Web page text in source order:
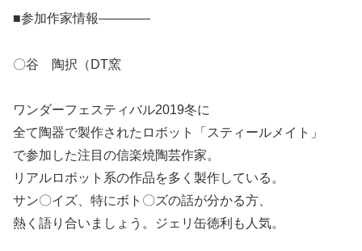
■参加作家情報————
〇谷 陶択（DT窯
ワンダーフェスティバル2019冬に
全て陶器で製作されたロボット「スティールメイト」
で参加した注目の信楽焼陶芸作家。
リアルロボット系の作品を多く製作している。
サン〇イズ、特にボト〇ズの話が分かる方、
熱く語り合いましょう。ジェリ缶徳利も人気。